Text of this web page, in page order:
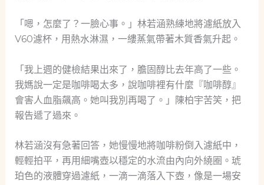
「嗯，怎麼了？一臉心事。」林若涵熟練地將濾紙放入
V60濾杯，用熱水淋濕，一縷蒸氣帶著木質香氣升起。
「我上週的健檢結果出來了，膽固醇比去年高了一些。
我媽說一定是咖啡喝太多，說咖啡裡有什麼『咖啡醇』
會害人血脂飆高。她叫我別再喝了。」陳柏宇苦笑，把
報告遞了過來。
林若涵沒有急著回答，她慢慢地將咖啡粉倒入濾紙中，
輕輕拍平，再用細嘴壺以穩定的水流由內向外繞圈。琥
珀色的液體穿過濾紙，一滴一滴落入下壺，像是一場安